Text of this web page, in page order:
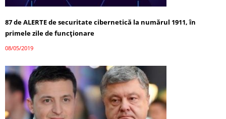
87 de ALERTE de securitate cibernetică la numărul 1911, în
primele zile de funcţionare
08/05/2019